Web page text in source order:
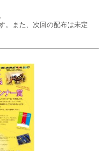
。また、次回の配布は未定